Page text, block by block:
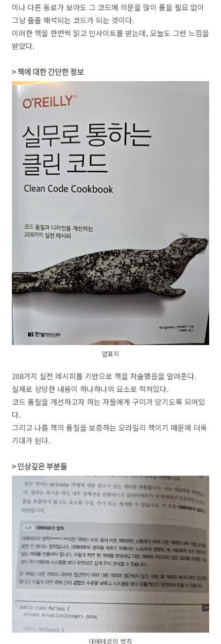
이나 다른 동료가 보아도 그 코드에 의문을 많이 품을 필요 없이
그냥 줄줄 해석되는 코드가 되는 것이다.
이러한 책을 한번씩 읽고 인사이트를 받는데, 오늘도 그런 느낌을
받았다.
> 책에 대한 간단한 정보
앞표지
208가지 실전 레시피를 기반으로 책을 저술했음을 알려준다.
실제로 상당한 내용이 하나하나의 요소로 적혀있다.
코드 품질을 개선하고자 하는 자들에게 구미가 당기도록 되어있
다.
그리고 나름 책의 품질을 보증하는 오라일리 책이기 때문에 더욱
기대가 된다.
> 인상깊은 부분들
데메테르의 법칙